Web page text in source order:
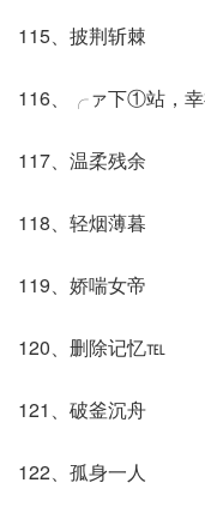
115、披荆斩棘
116、╭ァ下①站，幸
117、温柔残余
118、轻烟薄暮
119、娇喘女帝
120、删除记忆℡
121、破釜沉舟
122、孤身一人